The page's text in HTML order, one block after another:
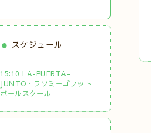
スケジュール
15:10 LA-PUERTA-
JUNTO・ラソミーゴフット
ボールスクール